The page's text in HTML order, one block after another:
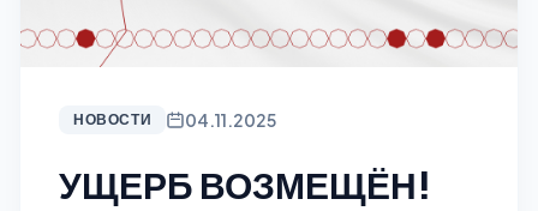
НОВОСТИ 04.11.2025
УЩЕРБ ВОЗМЕЩЁН!